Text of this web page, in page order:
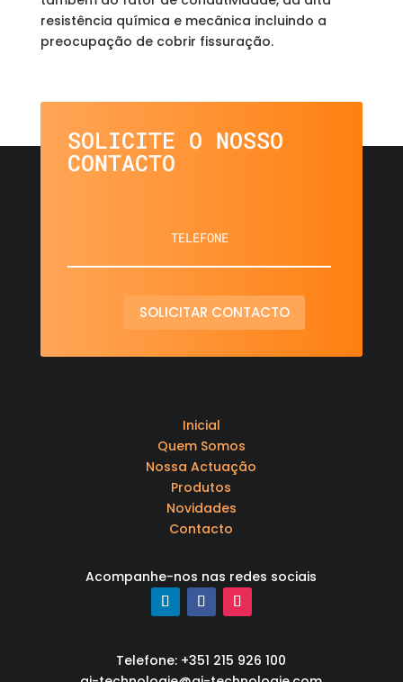
resistência química e mecânica incluindo a
preocupação de cobrir fissuração.
SOLICITE O NOSSO
CONTACTO
SOLICITAR CONTACTO
Inicial
Quem Somos
Nossa Actuação
Produtos
Novidades
Contacto
Acompanhe-nos nas redes sociais
Telefone: +351 215 926 100